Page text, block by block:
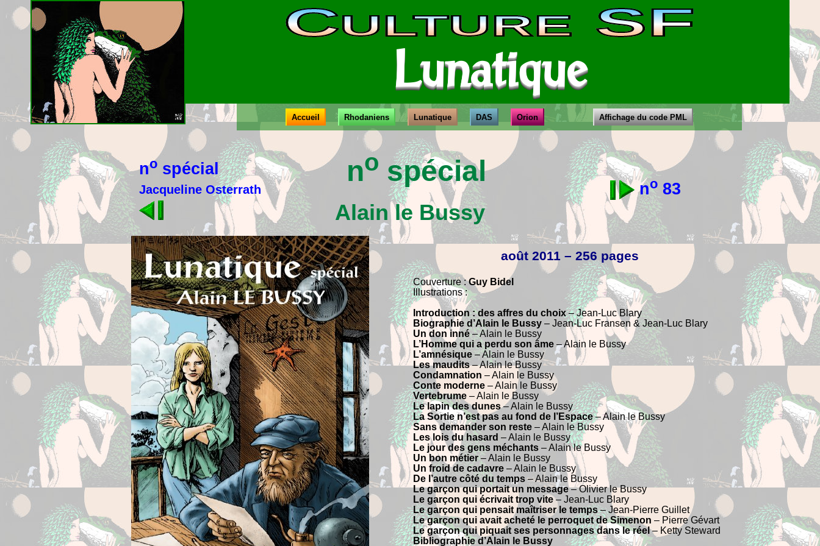
CULTURE SF
Lunatique
Accueil Rhodaniens Lunatique DAS Orion Affichage du code PML
no spécial
Jacqueline Osterrath
no spécial
Alain le Bussy
no 83
août 2011 – 256 pages
Couverture :Guy Bidel
Illustrations :
Introduction : des affres du choix– Jean-Luc Blary
Biographie d’Alain le Bussy – Jean-Luc Fransen & Jean-Luc Blary
Un don inné– Alain le Bussy
L’Homme qui a perdu son âme – Alain le Bussy
L’amnésique– Alain le Bussy
Les maudits– Alain le Bussy
Condamnation – Alain le Bussy
Conte moderne – Alain le Bussy
Vertebrume – Alain le Bussy
Le lapin des dunes– Alain le Bussy
La Sortie n’est pas au fond de l’Espace– Alain le Bussy
Sans demander son reste – Alain le Bussy
Les lois du hasard – Alain le Bussy
Le jour des gens méchants – Alain le Bussy
Un bon métier– Alain le Bussy
Un froid de cadavre – Alain le Bussy
De l’autre côté du temps– Alain le Bussy
Le garçon qui portait un message– Olivier le Bussy
Le garçon qui écrivait trop vite– Jean-Luc Blary
Le garçon qui pensait maîtriser le temps– Jean-Pierre Guillet
Le garçon qui avait acheté le perroquet de Simenon – Pierre Gévart
Le garçon qui piquait ses personnages dans le réel– Ketty Steward
Bibliographie d’Alain le Bussy